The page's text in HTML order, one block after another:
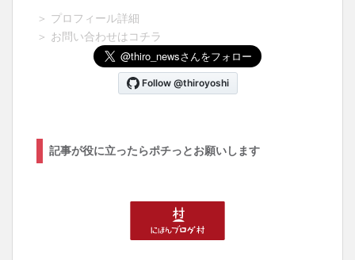
＞ プロフィール詳細
＞ お問い合わせはコチラ
記事が役に立ったらポチっとお願いします